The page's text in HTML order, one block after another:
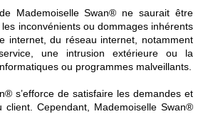
Mademoiselle Swan® ne saurait être
inconvénients ou dommages inhérents
internet, du réseau internet, notamment
une intrusion extérieure ou la
ou programmes malveillants.
s’efforce de satisfaire les demandes et
client. Cependant, Mademoiselle Swan®